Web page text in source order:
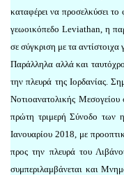
καταφέρει να προσελκύσει
γεωοικόπεδο Leviathan, η
σε σύγκριση με τα
Παράλληλα αλλά και
την πλευρά της Ιορδανίας.
Νοτιοανατολικής
πρώτη τριμερή Σύνοδο των
Ιανουαρίου 2018, με
προς την πλευρά του
συμπεριλαμβάνεται και